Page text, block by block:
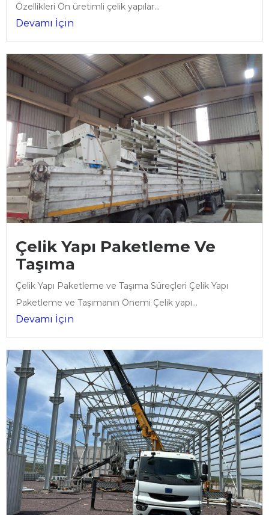
Özellikleri Ön üretimli çelik yapılar...
Devamı İçin
Çelik Yapı Paketleme Ve
Taşıma
Çelik Yapı Paketleme ve Taşıma Süreçleri Çelik Yapı
Paketleme ve Taşımanın Önemi Çelik yapı...
Devamı İçin